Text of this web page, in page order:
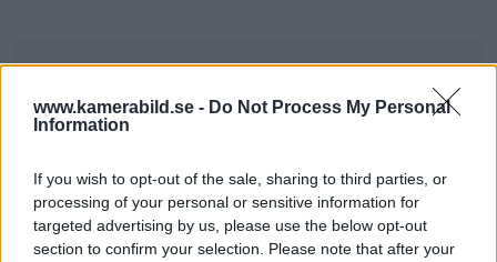
www.kamerabild.se - Do Not Process My Personal
Information
If you wish to opt-out of the sale, sharing to third parties, or
processing of your personal or sensitive information for
targeted advertising by us, please use the below opt-out
section to confirm your selection. Please note that after your
MEST LÄST JUST NU
DJI Osmo Pocket 4P
släppt – får 10-bitars D-
Log 2 & 3x optisk zoom